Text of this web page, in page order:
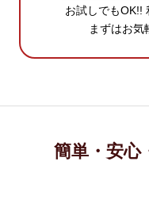
お試しでもOK!!
まずはお気
簡単・安心